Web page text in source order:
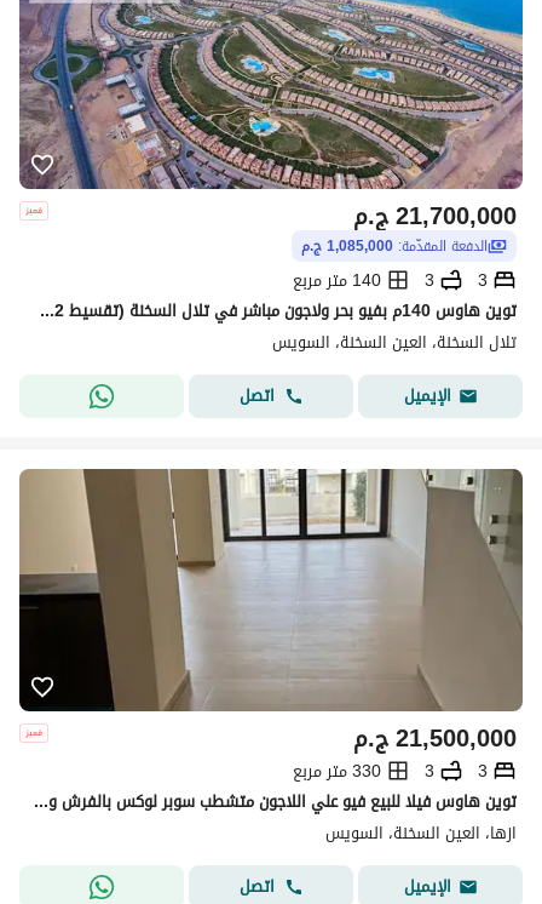
ج.م21,700,000
الدفعة المقدّمة: 1,085,000 ج.م
3
3
140 متر مربع
توين هاوس 140م بفيو بحر ولاجون مباشر في تلال السخنة (تقسيط 12 سنة)
تلال السخنة، العين السخنة، السويس
الإيميل
اتصل
ج.م21,500,000
3
3
330 متر مربع
توين هاوس فيلا للبيع فيو علي اللاجون متشطب سوبر لوكس بالفرش والتكييفات في ازها السخنة Azha Sokhna
ازها، العين السخنة، السويس
الإيميل
اتصل